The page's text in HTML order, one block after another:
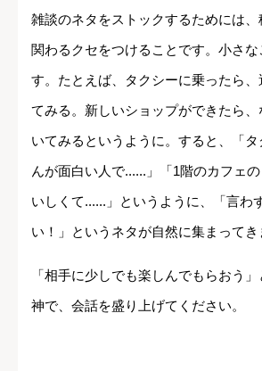
雑談のネタをストックするためには、
関わるクセをつけることです。小さ
す。たとえば、タクシーに乗ったら
てみる。新しいショップができたら
いてみるというように。すると、「タ
んが面白い人で......」「1階のカフェ
いしくて......」というように、「言わ
い！」というネタが自然に集まってき
「相手に少しでも楽しんでもらおう
神で、会話を盛り上げてください。